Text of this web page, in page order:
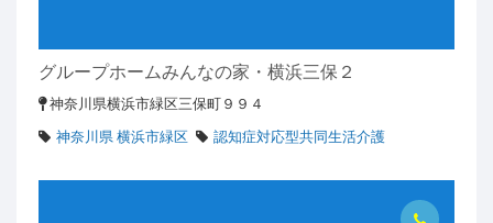
グループホームみんなの家・横浜三保２
神奈川県横浜市緑区三保町９９４
神奈川県 横浜市緑区
認知症対応型共同生活介護